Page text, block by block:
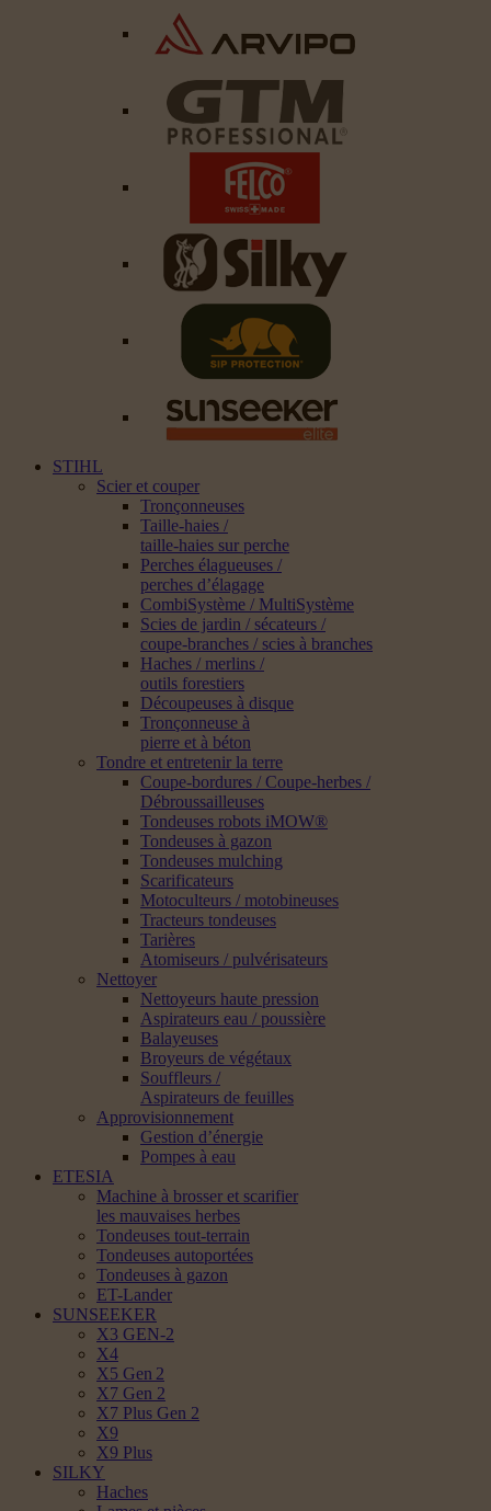
STIHL
Scier et couper
Tronçonneuses
Taille-haies /
taille-haies sur perche
Perches élagueuses /
perches d’élagage
CombiSystème / MultiSystème
Scies de jardin / sécateurs /
coupe-branches / scies à branches
Haches / merlins /
outils forestiers
Découpeuses à disque
Tronçonneuse à
pierre et à béton
Tondre et entretenir la terre
Coupe-bordures / Coupe-herbes /
Débroussailleuses
Tondeuses robots iMOW®
Tondeuses à gazon
Tondeuses mulching
Scarificateurs
Motoculteurs / motobineuses
Tracteurs tondeuses
Tarières
Atomiseurs / pulvérisateurs
Nettoyer
Nettoyeurs haute pression
Aspirateurs eau / poussière
Balayeuses
Broyeurs de végétaux
Souffleurs /
Aspirateurs de feuilles
Approvisionnement
Gestion d’énergie
Pompes à eau
ETESIA
Machine à brosser et scarifier
les mauvaises herbes
Tondeuses tout-terrain
Tondeuses autoportées
Tondeuses à gazon
ET-Lander
SUNSEEKER
X3 GEN-2
X4
X5 Gen 2
X7 Gen 2
X7 Plus Gen 2
X9
X9 Plus
SILKY
Haches